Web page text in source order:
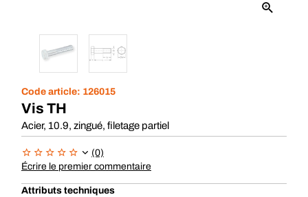
Code article: 126015
Vis TH
Acier, 10.9, zingué, filetage partiel
(0)
Écrire le premier commentaire
Attributs techniques